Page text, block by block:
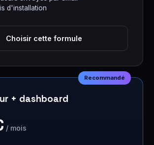
d'installation
Choisir cette formule
Recommandé
+ dashboard
/ mois